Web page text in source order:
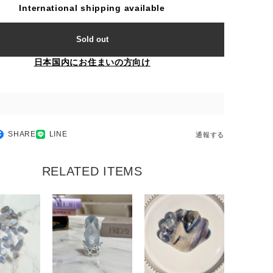
International shipping available
Sold out
日本国内にお住まいの方向け
SHARE LINE 通報する
RELATED ITEMS